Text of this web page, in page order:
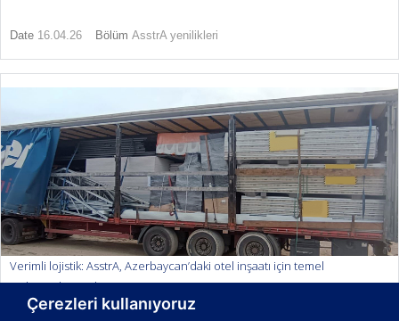
Çerezleri kullanıyoruz
Date 16.04.26 Bölüm AsstrA yenilikleri
Verimli lojistik: AsstrA, Azerbaycan’daki otel inşaatı için temel
malzemeleri teslim etmiştir